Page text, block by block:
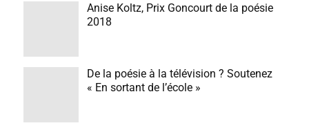
Anise Koltz, Prix Goncourt de la poésie
2018
De la poésie à la télévision ? Soutenez
« En sortant de l’école »